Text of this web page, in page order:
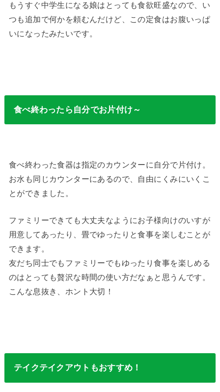
もうすぐ中学生になる娘はとっても食欲旺盛なので、い
つも追加で何かを頼むんだけど、この定食はお腹いっぱ
いになったみたいです。
食べ終わったら自分でお片付け～
食べ終わった食器は指定のカウンターに自分で片付け。
お水も同じカウンターにあるので、自由にくみにいくこ
とができました。
ファミリーできても大丈夫なようにお子様向けのいすが
用意してあったり、畳でゆったりと食事を楽しむことが
できます。
友だち同士でもファミリーでもゆったり食事を楽しめる
のはとっても贅沢な時間の使い方だなぁと思うんです。
こんな息抜き、ホント大切！
テイクテイクアウトもおすすめ！